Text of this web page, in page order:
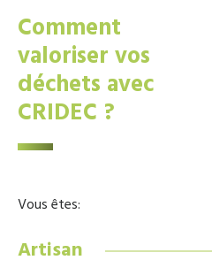
Comment
valoriser vos
déchets avec
CRIDEC ?
Vous êtes:
Artisan